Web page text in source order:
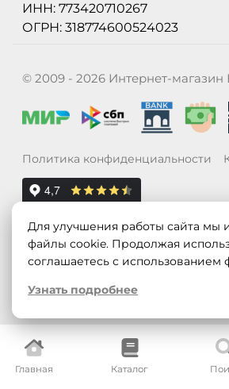
Главная Каталог
ИНН: 773420710267
ОГРН: 318774600524023
© 2009 - 2026 Интернет-
Политика конфиденциальности
Для улучшения работы сайта мы
файлы cookie. Продолжая
соглашаетесь с использованием
Узнать подробнее